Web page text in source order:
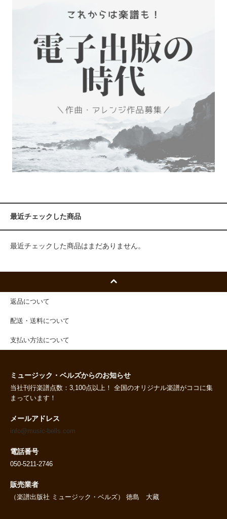
最近チェックした商品
最近チェックした商品はまだありません。
返品について
配送・送料について
支払い方法について
ミュージック・ベルズからのお知らせ
当社刊行楽譜点数：3,100点以上！ 全国のオリジナル楽譜がココに集
まっています！
メールアドレス
info@music-bells.com
電話番号
050-5211-2746
販売業者
（楽譜出版社 ミュージック・ベルズ） 徳島 大藏